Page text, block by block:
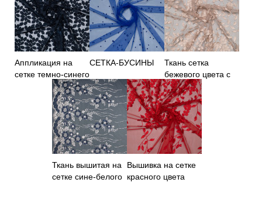
Аппликация на
сетке темно-синего
СЕТКА-БУСИНЫ
Ткань сетка
бежевого цвета с
вышивкой
Ткань вышитая на
сетке сине-белого
Вышивка на сетке
красного цвета